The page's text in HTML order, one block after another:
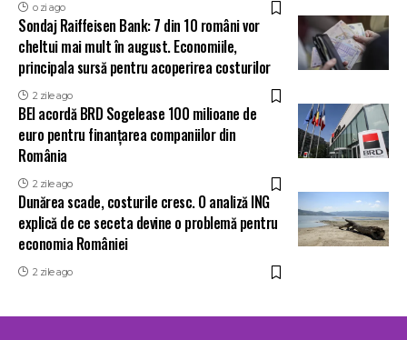
o zi ago
Sondaj Raiffeisen Bank: 7 din 10 români vor
cheltui mai mult în august. Economiile,
principala sursă pentru acoperirea costurilor
2 zile ago
BEI acordă BRD Sogelease 100 milioane de
euro pentru finanțarea companiilor din
România
2 zile ago
Dunărea scade, costurile cresc. O analiză ING
explică de ce seceta devine o problemă pentru
economia României
2 zile ago